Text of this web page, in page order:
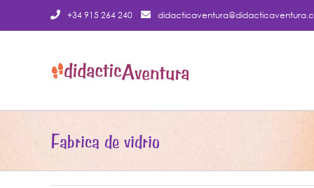
+34 915 264 240
Fabrica de vidrio